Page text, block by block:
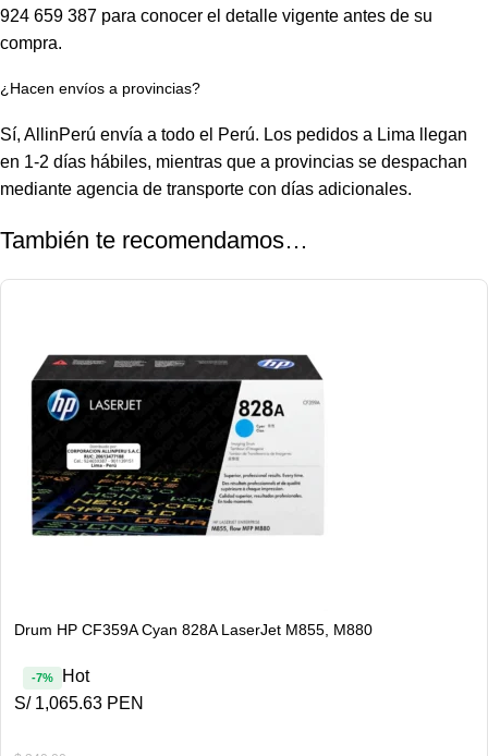
924 659 387 para conocer el detalle vigente antes de su
compra.
¿Hacen envíos a provincias?
Sí, AllinPerú envía a todo el Perú. Los pedidos a Lima llegan
en 1-2 días hábiles, mientras que a provincias se despachan
mediante agencia de transporte con días adicionales.
También te recomendamos…
Drum HP CF359A Cyan 828A LaserJet M855, M880
-7%
Hot
S/ 1,065.63 PEN